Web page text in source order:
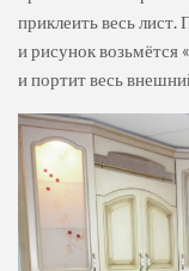
приклеить весь
и рисунок возьмётся
и портит весь